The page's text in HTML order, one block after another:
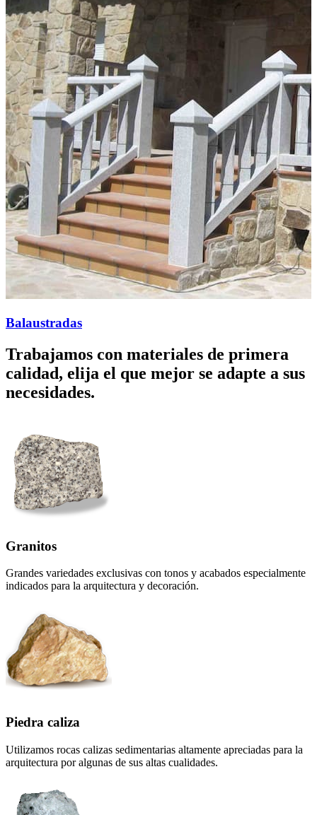
Balaustradas
Trabajamos con materiales de primera
calidad, elija el que mejor se adapte a sus
necesidades.
Granitos
Grandes variedades exclusivas con tonos y acabados especialmente
indicados para la arquitectura y decoración.
Piedra caliza
Utilizamos rocas calizas sedimentarias altamente apreciadas para la
arquitectura por algunas de sus altas cualidades.